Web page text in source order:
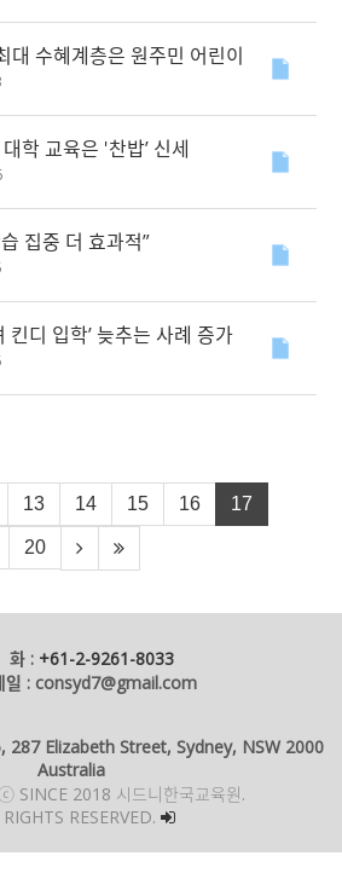
수혜계층은 원주민 어린이
학 교육은 '찬밥’ 신세
집중 더 효과적”
킨디 입학’ 늦추는 사례 증가
13 14 15 16 17
20
: +61-2-9261-8033
일 : consyd7@gmail.com
287 Elizabeth Street, Sydney, NSW 2000
Australia
SINCE 2018 시드니한국교육원.
RESERVED.